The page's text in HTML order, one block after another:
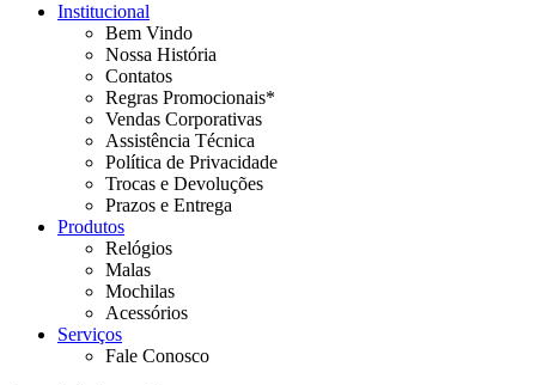
Institucional
Bem Vindo
Nossa História
Contatos
Regras Promocionais*
Vendas Corporativas
Assistência Técnica
Política de Privacidade
Trocas e Devoluções
Prazos e Entrega
Produtos
Relógios
Malas
Mochilas
Acessórios
Serviços
Fale Conosco